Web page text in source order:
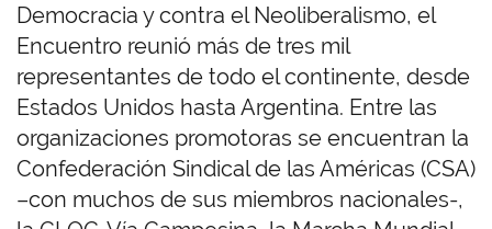
Democracia y contra el Neoliberalismo, el
Encuentro reunió más de tres mil
representantes de todo el continente, desde
Estados Unidos hasta Argentina. Entre las
organizaciones promotoras se encuentran la
Confederación Sindical de las Américas (CSA)
–con muchos de sus miembros nacionales-,